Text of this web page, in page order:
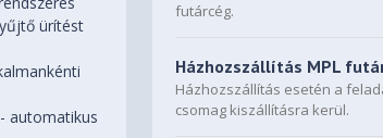
ürítést
automatikus
futárcég.
Házhozszállítás MPL
Házhozszállítás esetén a
csomag kiszállításra kerül.